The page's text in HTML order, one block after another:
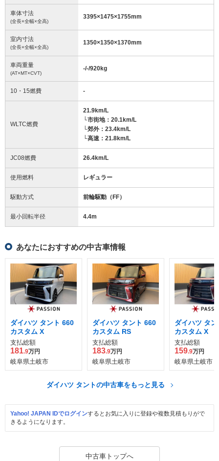
車体寸法
(全長×全幅×全高)
3395×1475×1755mm
室内寸法
(全長×全幅×全高)
1350×1350×1370mm
車両重量
(AT×MT×CVT)
-/-/920kg
10・15燃費 -
WLTC燃費
21.9km/L
└市街地：20.1km/L
└郊外：23.4km/L
└高速：21.8km/L
JC08燃費 26.4km/L
使用燃料 レギュラー
駆動方式 前輪駆動（FF）
最小回転半径 4.4m
あなたにおすすめの中古車情報
ダイハツ タント 660
カスタム X
支払総額
181.9万円
岐阜県土岐市
ダイハツ タント 660
カスタム RS
支払総額
183.9万円
岐阜県土岐市
ダイハツ タ
カスタム X
支払総額
159.9万円
岐阜県土岐市
ダイハツ タントの中古車をもっと見る
Yahoo! JAPAN IDでログインするとお気に入りに登録や複数見積もりがで
きるようになります。
中古車トップへ